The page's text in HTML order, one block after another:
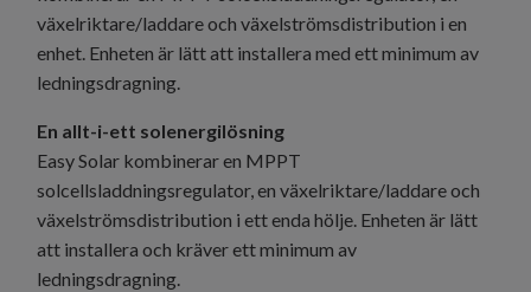
växelriktare/laddare och växelströmsdistribution i en
enhet. Enheten är lätt att installera med ett minimum av
ledningsdragning.
En allt-i-ett solenergilösning
Easy Solar kombinerar en MPPT
solcellsladdningsregulator, en växelriktare/laddare och
växelströmsdistribution i ett enda hölje. Enheten är lätt
att installera och kräver ett minimum av
ledningsdragning.